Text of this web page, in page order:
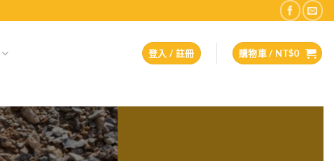
登入 / 註冊 購物車 / NT$0